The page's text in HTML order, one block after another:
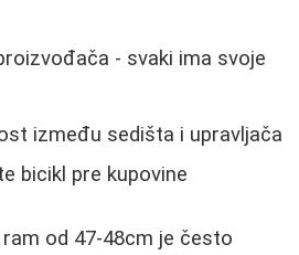
- svaki ima svoje
između sedišta i upravljača
bicikl pre kupovine
od 47-48cm je često